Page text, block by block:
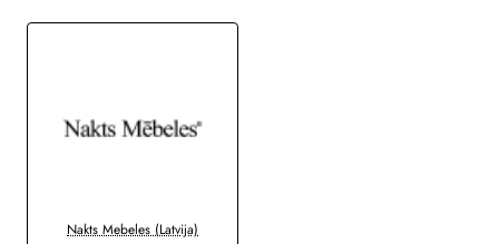
Nakts Mebeles (Latvija)